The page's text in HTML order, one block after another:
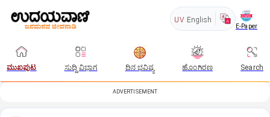
UV English
E-Paper
ಮುಖಪುಟ ಸುದ್ದಿ ವಿಭಾಗ ದಿನ ಭವಿಷ್ಯ ಹೊಂಗಿರಣ Search
ADVERTISEMENT